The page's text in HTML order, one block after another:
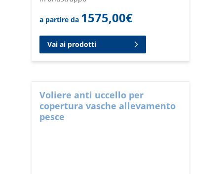
a partire da 1575,00€
Vai ai prodotti
Voliere anti uccello per
copertura vasche allevamento
pesce